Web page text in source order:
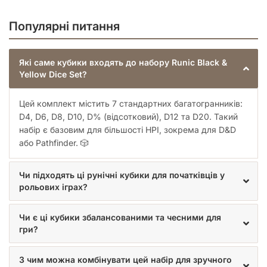
небезпечні світи, чи новачок, який тільки відкриває для
себе магію рольових ігор, ці
визначити результат бою чи успішність перевірки навичок,
але й стануть елементом, що візуально підкреслює
Чому Варто Купити Набір Кубиків Runic
Black & Yellow Dice Set (7)?
Естетична досконалість:
Містичний рунічний дизайн
та контрастне чорно-жовте оформлення роблять цей
набір справжньою окрасою будь-якої колекції.
Висока якість:Міцний матеріал та точне калібрування
гарантують довговічність та справедливість кожного
спектру настільних рольових ігор та настільних ігор,
де потрібні стандартні кубики.
Відмінна читабельність:Яскраві жовті цифри на
темному тлі забезпечують легке та швидке
Популярні питання
Які саме кубики входять до набору Runic Black &
Yellow Dice Set?
Цей комплект містить 7 стандартних багатогранників:
D4, D6, D8, D10, D% (відсотковий), D12 та D20. Такий
набір є базовим для більшості НРІ, зокрема для D&D
або Pathfinder. 🎲
Чи підходять ці рунічні кубики для початківців у
рольових іграх?
Чи є ці кубики збалансованими та чесними для
гри?
З чим можна комбінувати цей набір для зручного